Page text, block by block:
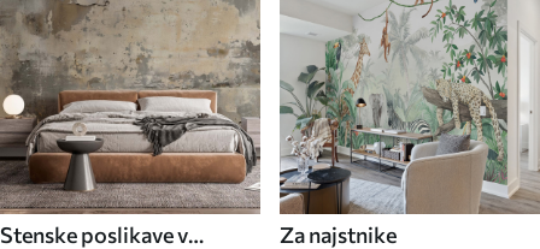
Stenske poslikave v
Za najstnike